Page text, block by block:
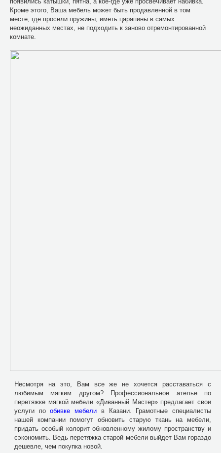
Кроме этого, Ваша мебель может быть продавленной в том
месте, где просели пружины, иметь царапины в самых
неожиданных местах, не подходить к заново отремонтированной
комнате.
Несмотря на это, Вам все же не хочется расставаться с
любимым мягким другом? Профессиональное ателье по
перетяжке мягкой мебели «Диванный Мастер» предлагает свои
услуги пообивке мебели в Казани. Грамотные специалисты
нашей компании помогут обновить старую ткань на мебели,
придать особый колорит обновленному жилому пространству и
сэкономить. Ведь перетяжка старой мебели выйдет Вам гораздо
дешевле, чем покупка новой.